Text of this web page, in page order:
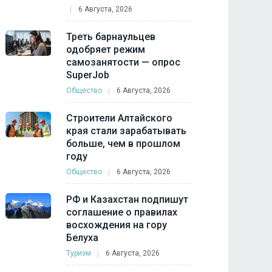
6 Августа, 2026
Треть барнаульцев
одобряет режим
самозанятости — опрос
SuperJob
Общество 6 Августа, 2026
Строители Алтайского
края стали зарабатывать
больше, чем в прошлом
году
Общество 6 Августа, 2026
РФ и Казахстан подпишут
соглашение о правилах
восхождения на гору
Белуха
Туризм 6 Августа, 2026